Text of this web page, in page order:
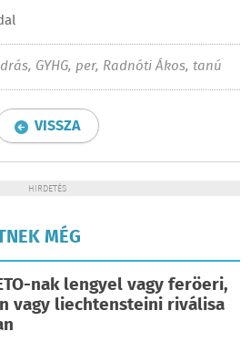
, GYHG, per, Radnóti Ákos, tanú
VISSZA
HIRDETÉS
MÉG
nak lengyel vagy feröeri,
vagy liechtensteini riválisa